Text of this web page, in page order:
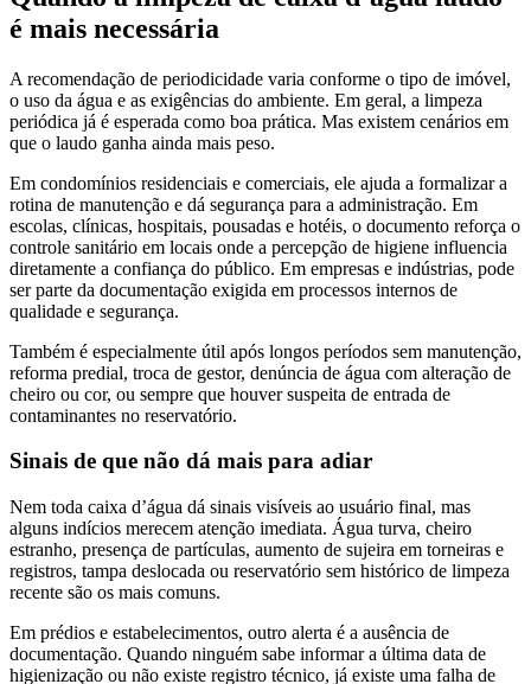
é mais necessária
A recomendação de periodicidade varia conforme o tipo de imóvel,
o uso da água e as exigências do ambiente. Em geral, a limpeza
periódica já é esperada como boa prática. Mas existem cenários em
que o laudo ganha ainda mais peso.
Em condomínios residenciais e comerciais, ele ajuda a formalizar a
rotina de manutenção e dá segurança para a administração. Em
escolas, clínicas, hospitais, pousadas e hotéis, o documento reforça o
controle sanitário em locais onde a percepção de higiene influencia
diretamente a confiança do público. Em empresas e indústrias, pode
ser parte da documentação exigida em processos internos de
qualidade e segurança.
Também é especialmente útil após longos períodos sem manutenção,
reforma predial, troca de gestor, denúncia de água com alteração de
cheiro ou cor, ou sempre que houver suspeita de entrada de
contaminantes no reservatório.
Sinais de que não dá mais para adiar
Nem toda caixa d’água dá sinais visíveis ao usuário final, mas
alguns indícios merecem atenção imediata. Água turva, cheiro
estranho, presença de partículas, aumento de sujeira em torneiras e
registros, tampa deslocada ou reservatório sem histórico de limpeza
recente são os mais comuns.
Em prédios e estabelecimentos, outro alerta é a ausência de
documentação. Quando ninguém sabe informar a última data de
higienização ou não existe registro técnico, já existe uma falha de